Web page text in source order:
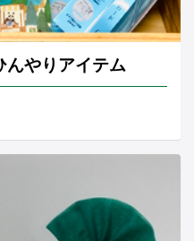
んやりアイテム